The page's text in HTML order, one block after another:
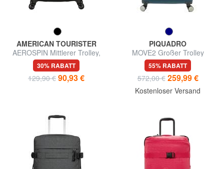
AMERICAN TOURISTER
AEROSPIN Mittlerer Trolley,
erweiterbar
30% RABATT
129,90 € 90,93 €
PIQUADRO
MOVE2 Großer Trolley
55% RABATT
572,00 € 259,99 €
Kostenloser Versand